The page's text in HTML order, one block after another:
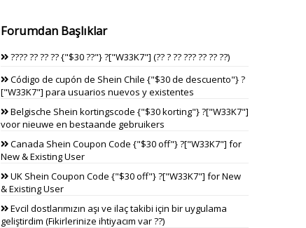
Forumdan Başlıklar
???? ?? ?? ?? {"$30 ??"} ?["W33K7"] (?? ? ?? ??? ?? ?? ??)
Código de cupón de Shein Chile {"$30 de descuento"} ?
["W33K7"] para usuarios nuevos y existentes
Belgische Shein kortingscode {"$30 korting"} ?["W33K7"]
voor nieuwe en bestaande gebruikers
Canada Shein Coupon Code {"$30 off"} ?["W33K7"] for
New & Existing User
UK Shein Coupon Code {"$30 off"} ?["W33K7"] for New
& Existing User
Evcil dostlarımızın aşı ve ilaç takibi için bir uygulama
geliştirdim (Fikirlerinize ihtiyacım var ??)